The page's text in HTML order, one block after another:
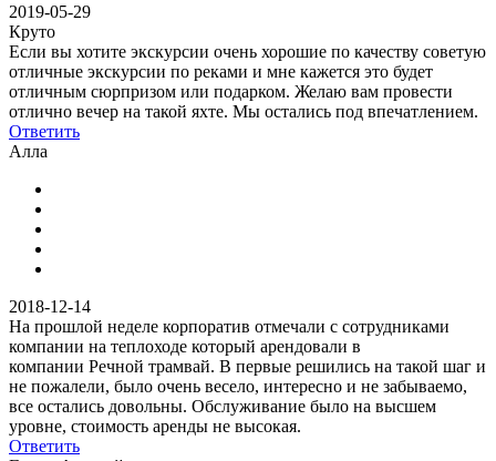
2019-05-29
Круто
Если вы хотите экскурсии очень хорошие по качеству советую
отличные экскурсии по реками и мне кажется это будет
отличным сюрпризом или подарком. Желаю вам провести
отлично вечер на такой яхте. Мы остались под впечатлением.
Ответить
Алла
2018-12-14
На прошлой неделе корпоратив отмечали с сотрудниками
компании на теплоходе который арендовали в
компании Речной трамвай. В первые решились на такой шаг и
не пожалели, было очень весело, интересно и не забываемо,
все остались довольны. Обслуживание было на высшем
уровне, стоимость аренды не высокая.
Ответить